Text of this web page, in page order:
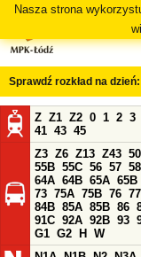
Nasza strona
Sprawdź rozkład na dzień:
Z Z1 Z2 0 1 2 3
41 43 45
Z3 Z6 Z13 Z43
55B 55C 56 57
64A 64B 65A 65B
73 75A 75B 76 77
84B 85A 85B 86
91C 92A 92B 93
G1 G2 H
W